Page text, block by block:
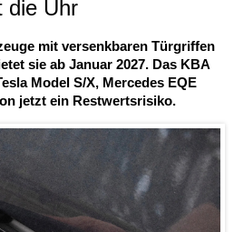
die Uhr
mit versenkbaren Türgriffen
sie ab Januar 2027. Das KBA
Model S/X, Mercedes EQE
jetzt ein Restwertsrisiko.